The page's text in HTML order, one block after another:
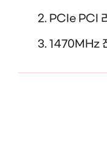
PCIe PCI
1470MHz